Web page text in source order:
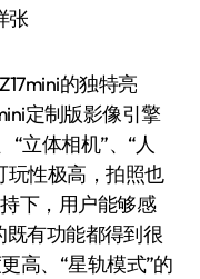
张
的独特亮
定制版影像引擎
“立体相机”、“人
玩性极高，拍照也
下，用户能够感
既有功能都得到很
高、“星轨模式”的